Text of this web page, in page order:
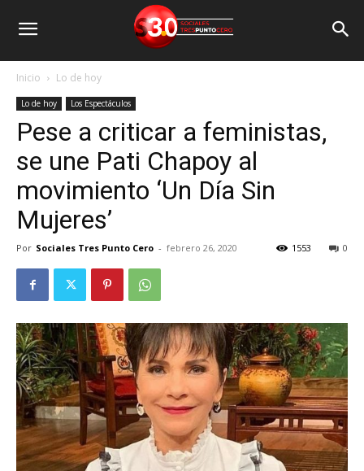
Inicio Lo de hoy
Lo de hoy Los Espectáculos
Pese a criticar a feministas,
se une Pati Chapoy al
movimiento ‘Un Día Sin
Mujeres’
Por Sociales Tres Punto Cero - febrero 26, 2020 0
1553